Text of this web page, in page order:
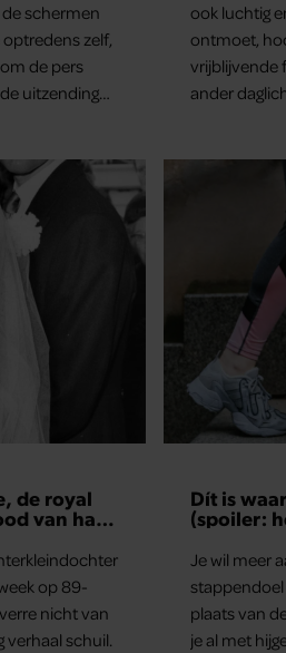
schermen
zelf,
de pers
uitzending
jaren steeds
hij de
ook luchtig
ontmoet,
vrijblijvende
ander
de royal
van haar
op 89-
nicht van
verhaal schuil.
Dít is
(spoiler:
Je wil meer
stappendoel
plaats van
je al met